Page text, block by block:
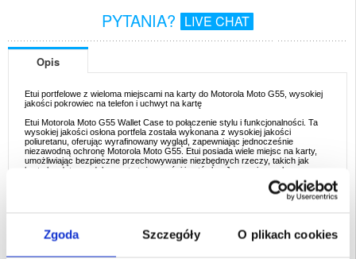
Zgoda Szczegóły O plikach cookies
PYTANIA? LIVE CHAT
Opis
Etui portfelowe z wieloma miejscami na karty do Motorola Moto G55, wysokiej
jakości pokrowiec na telefon i uchwyt na kartę
Etui Motorola Moto G55 Wallet Case to połączenie stylu i funkcjonalności. Ta
wysokiej jakości osłona portfela została wykonana z wysokiej jakości
poliuretanu, oferując wyrafinowany wygląd, zapewniając jednocześnie
niezawodną ochronę Motorola Moto G55. Etui posiada wiele miejsc na karty,
umożliwiając bezpieczne przechowywanie niezbędnych rzeczy, takich jak
karty kredytowe, dokumenty tożsamości i gotówka. Jego uniwersalna
konstrukcja oznacza, że możesz zostawić portfel w domu, co czyni go
idealnym rozwiązaniem dla osób w podróży. Wytrzymała konstrukcja zapewnia
długotrwałą ochronę przed zarysowaniami, upadkami i codziennym zużyciem.
- Wysokiej jakości poliuretan: Wykonane z wysokiej jakości poliuretanu etui
zapewnia luksusowy wygląd, oferując jednocześnie trwałą ochronę dla
- Wiele miejsc na karty: Etui jest wyposażone w kilka przegródek na karty